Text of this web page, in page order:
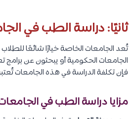
ثانيًا: دراسة الطب في
تُعد الجامعات الخاصة خيارًا شائعًا
الجامعات الحكومية أو يبحثون عن برامج
فإن تكلفة الدراسة في هذه الجامعات تُعتبر
مزايا دراسة الطب في